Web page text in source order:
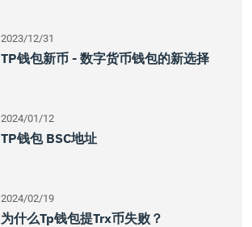
2023/12/31
TP钱包新币 - 数字货币钱包的新选择
2024/01/12
TP钱包 BSC地址
2024/02/19
为什么tp钱包提trx币失败？